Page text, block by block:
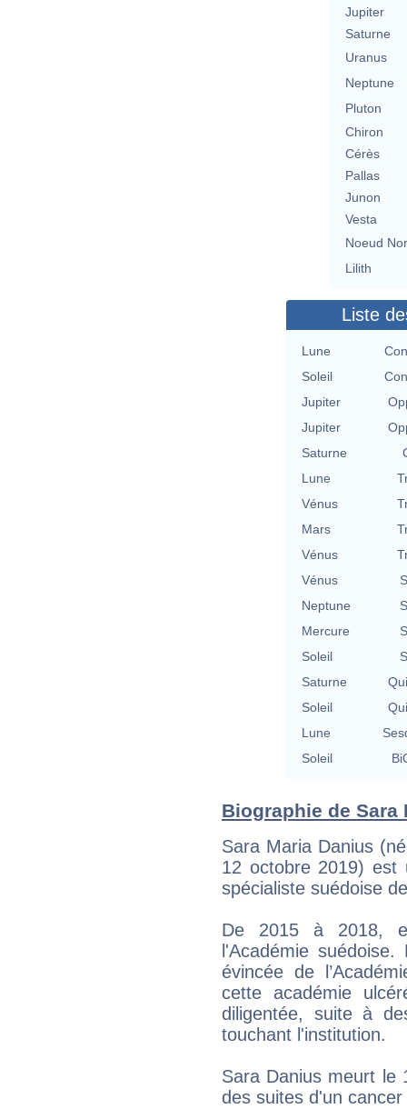
Jupiter
Saturne
Uranus
Neptune
Pluton
Chiron
Cérès
Pallas
Junon
Vesta
Noeud
Lilith
Liste
Lune
Soleil
Jupiter
Jupiter
Saturne
Lune
Vénus
Mars
Vénus
Vénus
Neptune
Mercure
Soleil
Saturne
Soleil
Lune
Soleil
Biographie de Sara
Sara Maria Danius
12 octobre 2019) est
spécialiste suédoise
De 2015 à 2018,
l'Académie
évincée de
cette académie
diligentée, suite à
touchant l'institution.
Sara Danius meurt le
des suites d'un